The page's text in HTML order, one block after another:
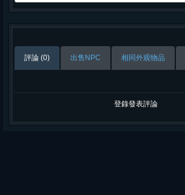
評論 (0) 出售NPC 相同外观物品
登錄發表評論